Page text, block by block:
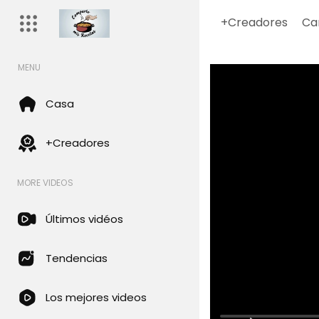
+Creadores
MENU
Casa
+Creadores
MORE VIDEOS
Últimos vidéos
Tendencias
Los mejores videos